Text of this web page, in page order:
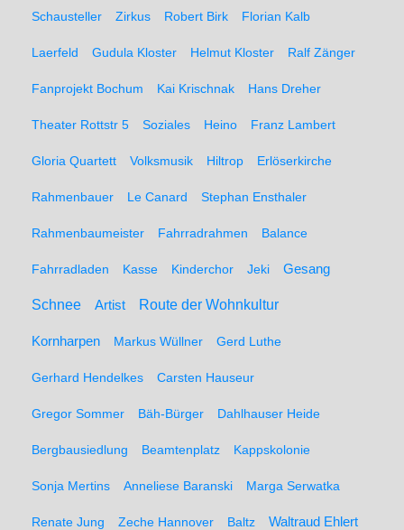
Schausteller Zirkus Robert Birk Florian Kalb
Laerfeld Gudula Kloster Helmut Kloster Ralf Zänger
Fanprojekt Bochum Kai Krischnak Hans Dreher
Theater Rottstr 5 Soziales Heino Franz Lambert
Gloria Quartett Volksmusik Hiltrop Erlöserkirche
Rahmenbauer Le Canard Stephan Ensthaler
Rahmenbaumeister Fahrradrahmen Balance
Fahrradladen Kasse Kinderchor Jeki Gesang
Schnee Artist Route der Wohnkultur
Kornharpen Markus Wüllner Gerd Luthe
Gerhard Hendelkes Carsten Hauseur
Gregor Sommer Bäh-Bürger Dahlhauser Heide
Bergbausiedlung Beamtenplatz Kappskolonie
Sonja Mertins Anneliese Baranski Marga Serwatka
Renate Jung Zeche Hannover Baltz Waltraud Ehlert